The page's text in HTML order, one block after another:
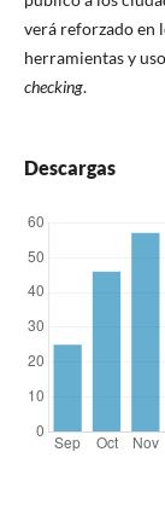
verá reforzado en
herramientas y
checking.
Descargas